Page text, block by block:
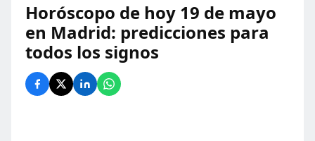
Horóscopo de hoy 19 de mayo
en Madrid: predicciones para
todos los signos